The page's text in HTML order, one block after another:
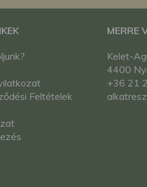
Feltételek
MERRE
Kelet-
4400
+36 21